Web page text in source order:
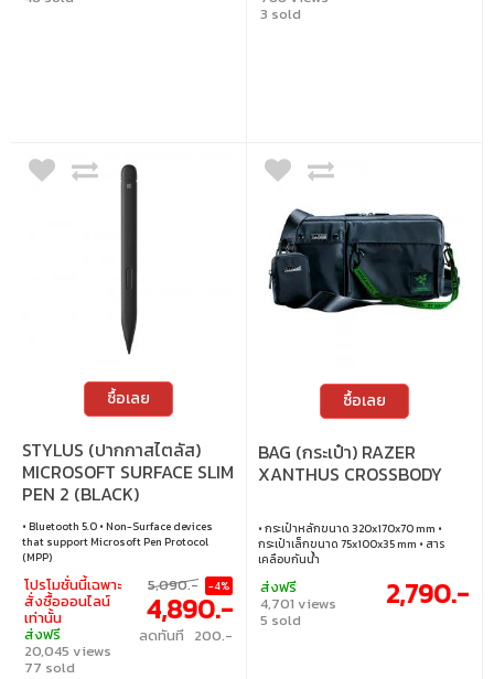
3 sold
ซื้อเลย
STYLUS (ปากกาสไตลัส)
MICROSOFT SURFACE SLIM
PEN 2 (BLACK)
• Bluetooth 5.0 • Non-Surface devices
that support Microsoft Pen Protocol
(MPP)
โปรโมชั่นนี้เฉพาะ
สั่งซื้อออนไลน์
เท่านั้น
ส่งฟรี
20,045 views
77 sold
5,090.- -4%
4,890.-
ลดทันที 200.-
ซื้อเลย
BAG (กระเป๋า) RAZER
XANTHUS CROSSBODY
• กระเป๋าหลักขนาด 320x170x70 mm •
กระเป๋าเล็กขนาด 75x100x35 mm • สาร
เคลือบกันน้ำ
ส่งฟรี
4,701 views
5 sold
2,790.-